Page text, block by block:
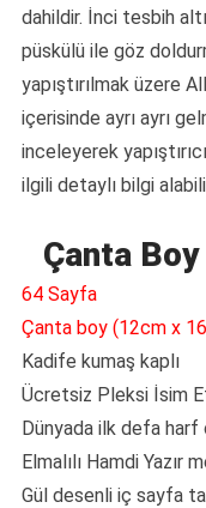
dahildir. İnci tesbih
püskülü ile göz
yapıştırılmak üzere
içerisinde ayrı ayrı
inceleyerek
ilgili detaylı bilgi
Çanta
64 Sayfa
Çanta boy (12cm x
Kadife kumaş kaplı
Ücretsiz Pleksi İsim
Dünyada ilk defa
Elmalılı Hamdi Yazır
Gül desenli iç sayfa